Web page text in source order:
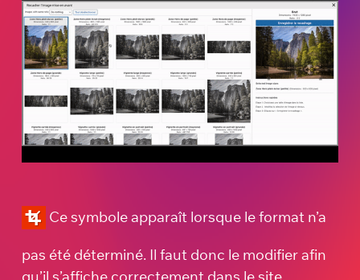
Ce symbole apparaît lorsque le format n’a
pas été déterminé. Il faut donc le modifier afin
qu’il s’affiche correctement dans le site.